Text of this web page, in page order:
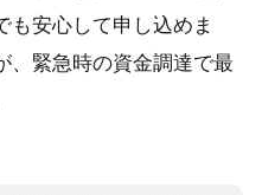
も安心して申し込めま
、緊急時の資金調達で最